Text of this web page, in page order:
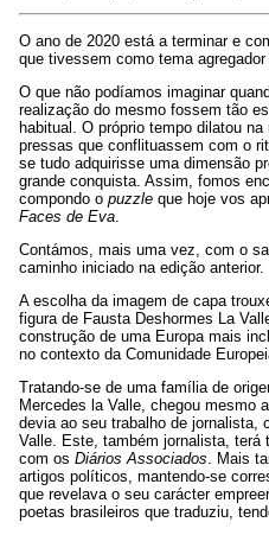
O ano de 2020 está a terminar e
que tivessem como tema
O que não podíamos imaginar
realização do mesmo fossem tão
habitual. O próprio tempo dilatou
pressas que conflituassem com o
se tudo adquirisse uma dimensão
grande conquista. Assim, fomos
compondo o puzzle que hoje vos
Faces de Eva
Contámos, mais uma vez, com o
caminho iniciado na edição anterior.
A escolha da imagem de capa
figura de Fausta Deshormes La
construção de uma Europa mais
no contexto da Comunidade
Tratando-se de uma família de
Mercedes la Valle, chegou mesmo
devia ao seu trabalho de jornalista,
Valle. Este, também jornalista, terá
com os Diários Associados. Mais
artigos políticos, mantendo-se
que revelava o seu carácter
poetas brasileiros que traduziu,